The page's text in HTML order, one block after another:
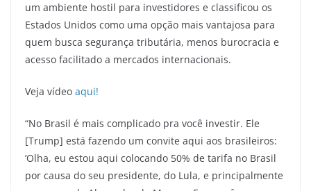
um ambiente hostil para investidores e classificou os
Estados Unidos como uma opção mais vantajosa para
quem busca segurança tributária, menos burocracia e
acesso facilitado a mercados internacionais.
Veja vídeo aqui!
“No Brasil é mais complicado pra você investir. Ele
[Trump] está fazendo um convite aqui aos brasileiros:
’Olha, eu estou aqui colocando 50% de tarifa no Brasil
por causa do seu presidente, do Lula, e principalmente